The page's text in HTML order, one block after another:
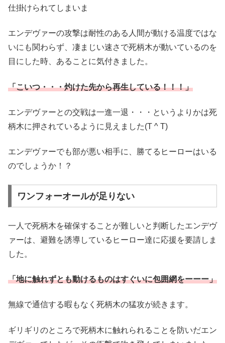
仕掛けられてしまいま
エンデヴァーの攻撃は耐性のある人間が動ける温度ではな
いにも関わらず、凄まじい速さで死柄木が動いているのを
目にした時、あることに気付きました。
「こいつ・・・灼けた先から再生している！！！」
エンデヴァーとの交戦は一進一退・・・というよりかは死
柄木に押されているように見えました(T ^ T)
エンデヴァーでも部が悪い相手に、勝てるヒーローはいる
のでしょうか！？
ワンフォーオールが足りない
一人で死柄木を確保することが難しいと判断したエンデヴ
ァーは、避難を誘導しているヒーロー達に応援を要請しま
した。
「地に触れずとも動けるものはすぐいに包囲網をーーー」
無線で通信する暇もなく死柄木の猛攻が続きます。
ギリギリのところで死柄木に触れられることを防いだエン